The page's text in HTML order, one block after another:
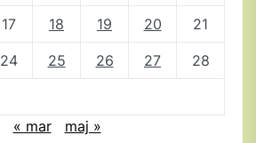
17 18 19 20 21
24 25 26 27 28
« mar
maj »